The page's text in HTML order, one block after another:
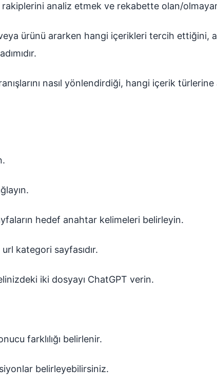
analiz etmek ve rekabette olan/
ürünü ararken hangi içerikleri tercih ettiğini,
nasıl yönlendirdiği, hangi içerik
hedef anahtar kelimeleri belirleyin.
kategori sayfasıdır.
iki dosyayı ChatGPT verin.
farklılığı belirlenir.
belirleyebilirsiniz.